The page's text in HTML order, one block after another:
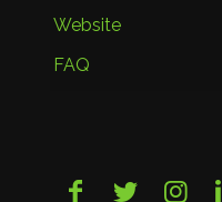
Website
FAQ